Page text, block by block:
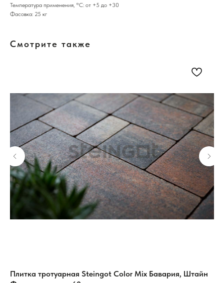
Температура применения, °С: от +5 до +30
Фасовка: 25 кг
Смотрите также
Плитка тротуарная Steingot Color Mix Бавария, Штайн